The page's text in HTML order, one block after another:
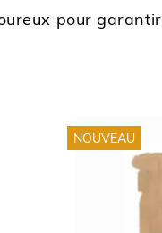
pour garantir
NOUVEAU